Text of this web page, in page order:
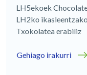
LH5ekoek
LH2ko
Txokolatea erabiliz
Gehiago irakurri